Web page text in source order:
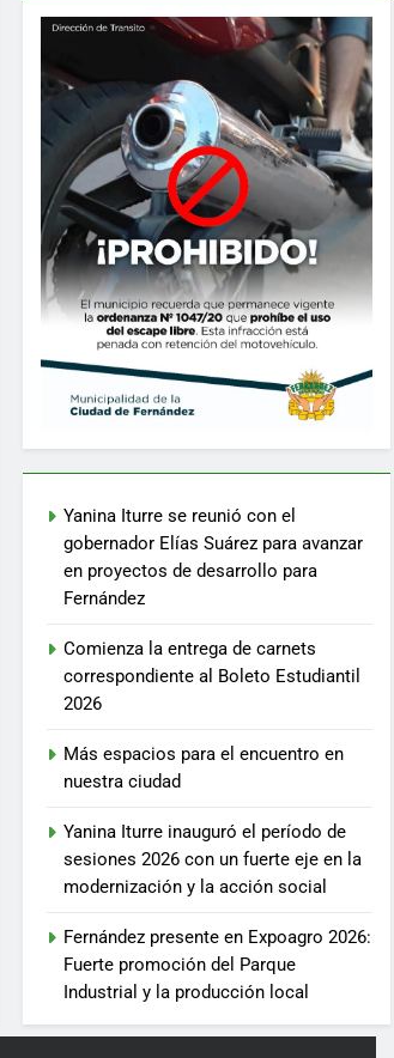
Yanina Iturre se reunió con el
gobernador Elías Suárez para avanzar
en proyectos de desarrollo para
Fernández
Comienza la entrega de carnets
correspondiente al Boleto Estudiantil
2026
Más espacios para el encuentro en
nuestra ciudad
Yanina Iturre inauguró el período de
sesiones 2026 con un fuerte eje en la
modernización y la acción social
Fernández presente en Expoagro 2026:
Fuerte promoción del Parque
Industrial y la producción local